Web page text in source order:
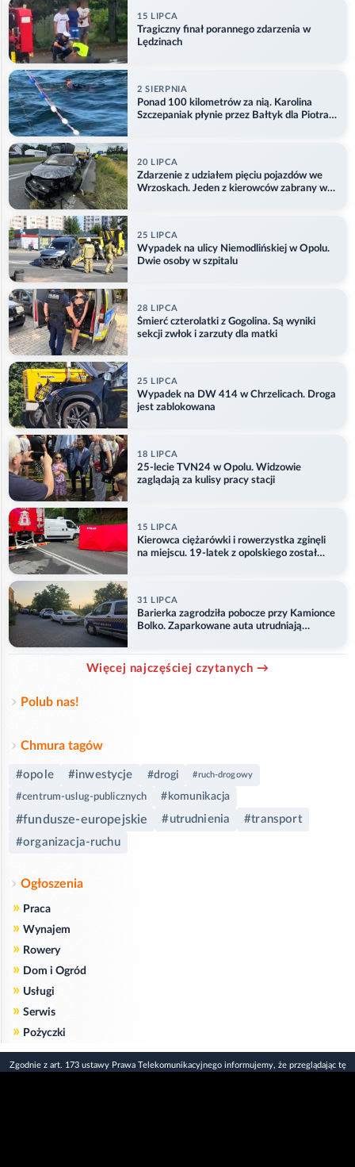
15 LIPCA
Tragiczny finał porannego zdarzenia w
Lędzinach
2 SIERPNIA
Ponad 100 kilometrów za nią. Karolina
Szczepaniak płynie przez Bałtyk dla Piotra.
20 LIPCA
Zdarzenie z udziałem pięciu pojazdów we
Wrzoskach. Jeden z kierowców zabrany w
25 LIPCA
Wypadek na ulicy Niemodlińskiej w Opolu.
Dwie osoby w szpitalu
28 LIPCA
Śmierć czterolatki z Gogolina. Są wyniki
sekcji zwłok i zarzuty dla matki
25 LIPCA
Wypadek na DW 414 w Chrzelicach. Droga
jest zablokowana
18 LIPCA
25-lecie TVN24 w Opolu. Widzowie
zaglądają za kulisy pracy stacji
15 LIPCA
Kierowca ciężarówki i rowerzystka zginęli
na miejscu. 19-latek z opolskiego został
31 LIPCA
Barierka zagrodziła pobocze przy Kamionce
Bolko. Zaparkowane auta utrudniają
Więcej najczęściej czytanych →
Polub nas!
Chmura tagów
#opole #inwestycje #drogi #ruch-drogowy
#centrum-uslug-publicznych #komunikacja
#fundusze-europejskie #utrudnienia
#transport
#organizacja-ruchu
Ogłoszenia
» Praca
» Wynajem
» Rowery
» Dom i Ogród
» Usługi
» Serwis
» Pożyczki
Zgodnie z art. 173 ustawy Prawa Telekomunikacyjnego informujemy, że przeglądając tę